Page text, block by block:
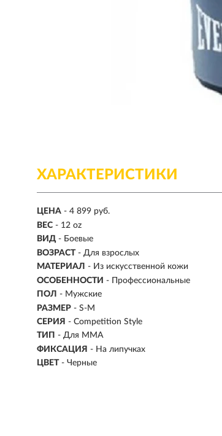
ХАРАКТЕРИСТИКИ
ЦЕНА - 4 899 руб.
ВЕС - 12 oz
ВИД - Боевые
ВОЗРАСТ - Для взрослых
МАТЕРИАЛ - Из искусственной кожи
ОСОБЕННОСТИ - Профессиональные
ПОЛ - Мужские
РАЗМЕР - S-M
СЕРИЯ - Competition Style
ТИП - Для MMA
ФИКСАЦИЯ - На липучках
ЦВЕТ - Черные